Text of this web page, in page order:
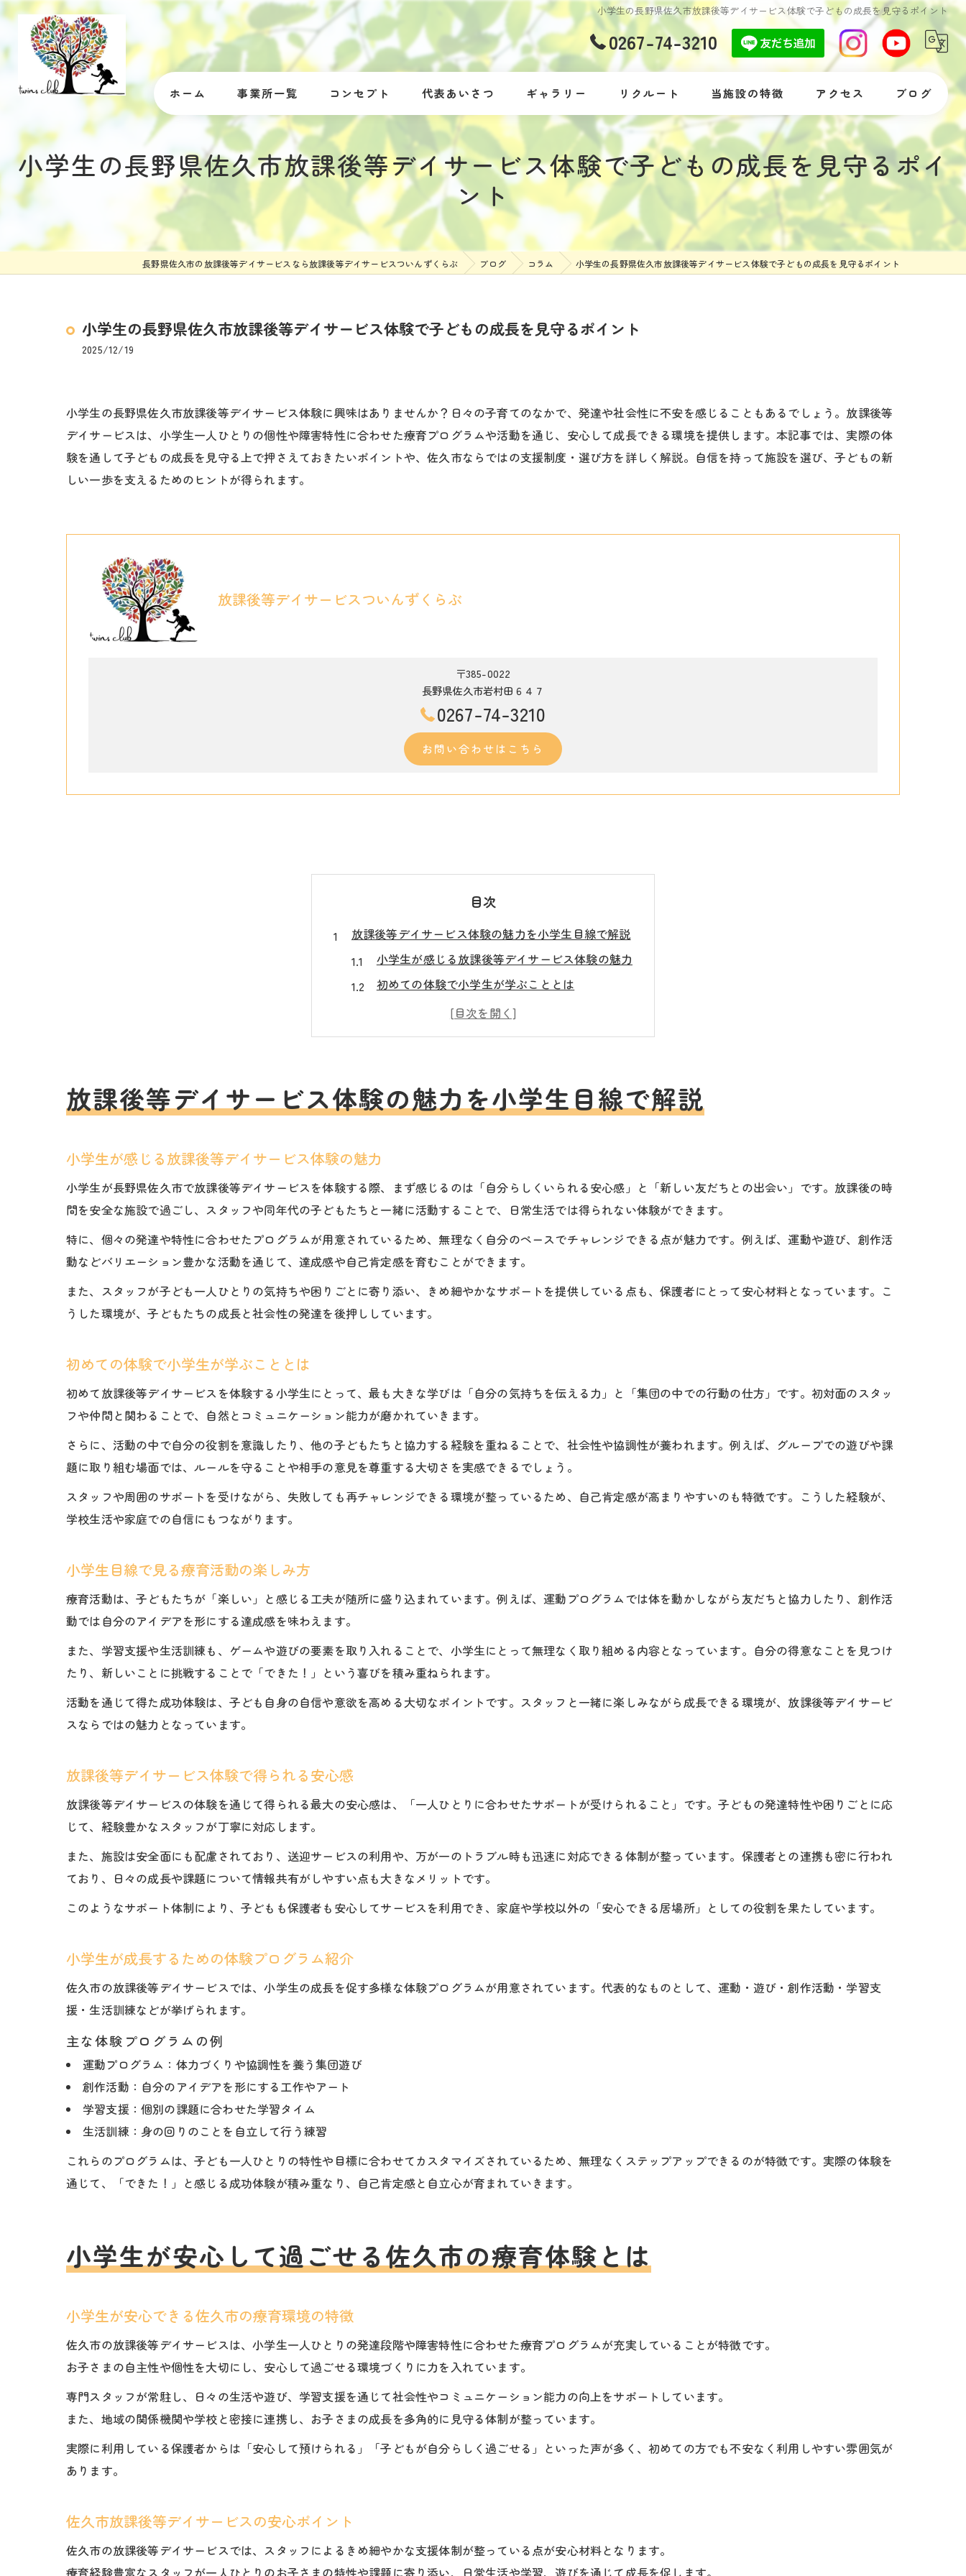
小学生の長野県佐久市放課後等デイサービス体験で子どもの成長を見守るポイント
0267-74-3210
ホーム 事業所一覧 コンセプト 代表あいさつ ギャラリー リクルート 当施設の特徴
自閉症
発達障がい
落ち着きがない
体験
アクセス ブログ
コラム
小学生の長野県佐久市放課後等デイサービス体験で子どもの成長を見守るポイ
ント
長野県佐久市の放課後等デイサービスなら放課後等デイサービスついんずくらぶ ブログ コラム 小学生の長野県佐久市放課後等デイサービス体験で子どもの成長を見守るポイント
小学生の長野県佐久市放課後等デイサービス体験で子どもの成長を見守るポイント
2025/12/19
小学生の長野県佐久市放課後等デイサービス体験に興味はありませんか？日々の子育てのなかで、発達や社会性に不安を感じることもあるでしょう。放課後等
デイサービスは、小学生一人ひとりの個性や障害特性に合わせた療育プログラムや活動を通じ、安心して成長できる環境を提供します。本記事では、実際の体
験を通して子どもの成長を見守る上で押さえておきたいポイントや、佐久市ならではの支援制度・選び方を詳しく解説。自信を持って施設を選び、子どもの新
しい一歩を支えるためのヒントが得られます。
放課後等デイサービスついんずくらぶ
〒385-0022
長野県佐久市岩村田６４７
0267-74-3210
お問い合わせはこちら
目次
放課後等デイサービス体験の魅力を小学生目線で解説
小学生が感じる放課後等デイサービス体験の魅力
初めての体験で小学生が学ぶこととは
小学生目線で見る療育活動の楽しみ方
放課後等デイサービス体験で得られる安心感
小学生が安心して過ごせる佐久市の療育体験とは
小学生が安心できる佐久市の療育環境の特徴
小学生の心を支える療育体験の流れ
保護者が知りたい佐久市の支援体制
小学生が安心して通える施設選びの基準
成長を見守る佐久市放課後デイサービスの活用法
小学生の成長を支える活用法とは
放課後等デイサービスでできる社会性支援
佐久市で小学生に合う活用のポイント
体験から学ぶ小学生の社会性支援へのアプローチ
小学生の体験を活かした社会性支援の方法
放課後等デイサービスで育む協調性と自立心
小学生の社会性を伸ばす体験活動例
小学生が選ぶ佐久市放課後プログラムの魅力
保護者視点で見る選び方のコツ
放課後等デイサービス体験の魅力を小学生目線で解説
小学生が感じる放課後等デイサービス体験の魅力
小学生が長野県佐久市で放課後等デイサービスを体験する際、まず感じるのは「自分らしくいられる安心感」と「新しい友だちとの出会い」です。放課後の時
間を安全な施設で過ごし、スタッフや同年代の子どもたちと一緒に活動することで、日常生活では得られない体験ができます。
特に、個々の発達や特性に合わせたプログラムが用意されているため、無理なく自分のペースでチャレンジできる点が魅力です。例えば、運動や遊び、創作活
動などバリエーション豊かな活動を通じて、達成感や自己肯定感を育むことができます。
また、スタッフが子ども一人ひとりの気持ちや困りごとに寄り添い、きめ細やかなサポートを提供している点も、保護者にとって安心材料となっています。こ
うした環境が、子どもたちの成長と社会性の発達を後押ししています。
初めての体験で小学生が学ぶこととは
初めて放課後等デイサービスを体験する小学生にとって、最も大きな学びは「自分の気持ちを伝える力」と「集団の中での行動の仕方」です。初対面のスタッ
フや仲間と関わることで、自然とコミュニケーション能力が磨かれていきます。
さらに、活動の中で自分の役割を意識したり、他の子どもたちと協力する経験を重ねることで、社会性や協調性が養われます。例えば、グループでの遊びや課
題に取り組む場面では、ルールを守ることや相手の意見を尊重する大切さを実感できるでしょう。
スタッフや周囲のサポートを受けながら、失敗しても再チャレンジできる環境が整っているため、自己肯定感が高まりやすいのも特徴です。こうした経験が、
学校生活や家庭での自信にもつながります。
小学生目線で見る療育活動の楽しみ方
療育活動は、子どもたちが「楽しい」と感じる工夫が随所に盛り込まれています。例えば、運動プログラムでは体を動かしながら友だちと協力したり、創作活
動では自分のアイデアを形にする達成感を味わえます。
また、学習支援や生活訓練も、ゲームや遊びの要素を取り入れることで、小学生にとって無理なく取り組める内容となっています。自分の得意なことを見つけ
たり、新しいことに挑戦することで「できた！」という喜びを積み重ねられます。
活動を通じて得た成功体験は、子ども自身の自信や意欲を高める大切なポイントです。スタッフと一緒に楽しみながら成長できる環境が、放課後等デイサービ
スならではの魅力となっています。
放課後等デイサービス体験で得られる安心感
放課後等デイサービスの体験を通じて得られる最大の安心感は、「一人ひとりに合わせたサポートが受けられること」です。子どもの発達特性や困りごとに応
じて、経験豊かなスタッフが丁寧に対応します。
また、施設は安全面にも配慮されており、送迎サービスの利用や、万が一のトラブル時も迅速に対応できる体制が整っています。保護者との連携も密に行われ
ており、日々の成長や課題について情報共有がしやすい点も大きなメリットです。
このようなサポート体制により、子どもも保護者も安心してサービスを利用でき、家庭や学校以外の「安心できる居場所」としての役割を果たしています。
小学生が成長するための体験プログラム紹介
佐久市の放課後等デイサービスでは、小学生の成長を促す多様な体験プログラムが用意されています。代表的なものとして、運動・遊び・創作活動・学習支
援・生活訓練などが挙げられます。
主な体験プログラムの例
運動プログラム：体力づくりや協調性を養う集団遊び
創作活動：自分のアイデアを形にする工作やアート
学習支援：個別の課題に合わせた学習タイム
生活訓練：身の回りのことを自立して行う練習
これらのプログラムは、子ども一人ひとりの特性や目標に合わせてカスタマイズされているため、無理なくステップアップできるのが特徴です。実際の体験を
通じて、「できた！」と感じる成功体験が積み重なり、自己肯定感と自立心が育まれていきます。
小学生が安心して過ごせる佐久市の療育体験とは
小学生が安心できる佐久市の療育環境の特徴
佐久市の放課後等デイサービスは、小学生一人ひとりの発達段階や障害特性に合わせた療育プログラムが充実していることが特徴です。
お子さまの自主性や個性を大切にし、安心して過ごせる環境づくりに力を入れています。
専門スタッフが常駐し、日々の生活や遊び、学習支援を通じて社会性やコミュニケーション能力の向上をサポートしています。
また、地域の関係機関や学校と密接に連携し、お子さまの成長を多角的に見守る体制が整っています。
実際に利用している保護者からは「安心して預けられる」「子どもが自分らしく過ごせる」といった声が多く、初めての方でも不安なく利用しやすい雰囲気が
あります。
佐久市放課後等デイサービスの安心ポイント
佐久市の放課後等デイサービスでは、スタッフによるきめ細やかな支援体制が整っている点が安心材料となります。
療育経験豊富なスタッフが一人ひとりのお子さまの特性や課題に寄り添い、日常生活や学習、遊びを通じて成長を促します。